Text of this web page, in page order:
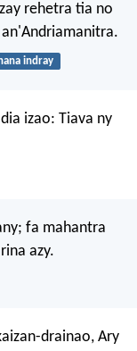
rehetra tia no
indray
izao: Tiava ny
fa mahantra
azy.
drainao, Ary